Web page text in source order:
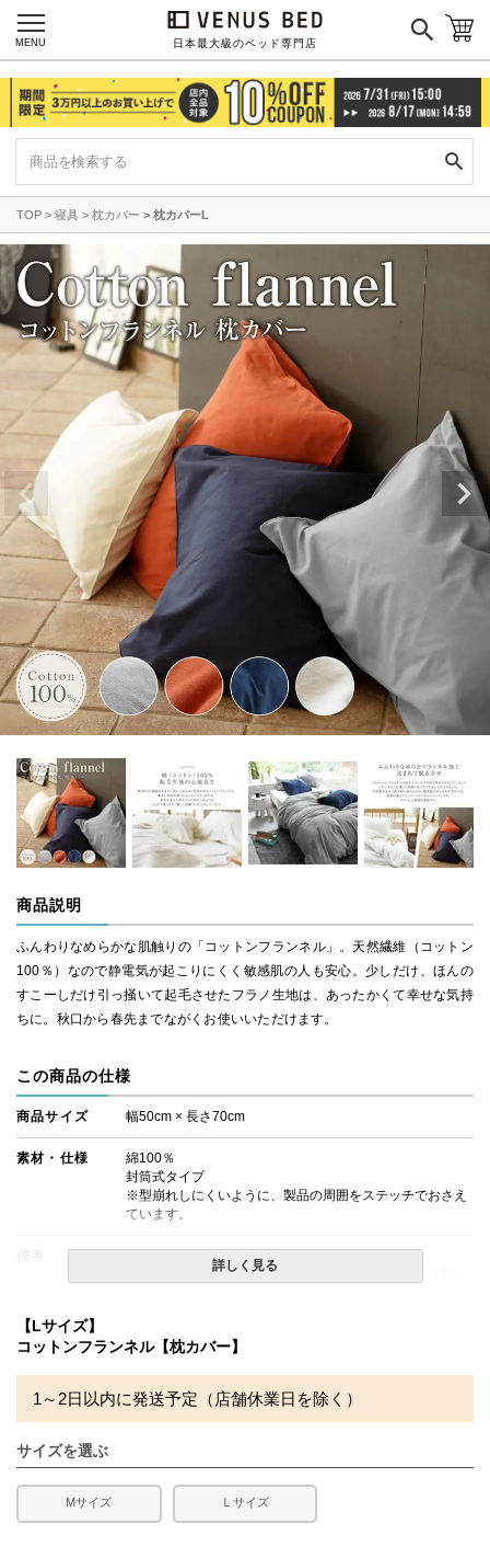
日本最大級のベッド専門店
MENU
TOP 寝具 枕カバー 枕カバーL
商品説明
ふんわりなめらかな肌触りの「コットンフランネル」。天然繊維（コットン
100％）なので静電気が起こりにくく敏感肌の人も安心。少しだけ、ほんの
すこーしだけ引っ掻いて起毛させたフラノ生地は、あったかくて幸せな気持
ちに。秋口から春先までながくお使いいただけます。
この商品の仕様
商品サイズ 幅50cm × 長さ70cm
素材・仕様
綿100％
封筒式タイプ
※型崩れしにくいように、製品の周囲をステッチでおさえ
ています。
・配送日指定OK！
※北海道・沖縄・離島等一部地域へのお届けは別途送料が
詳しく見る
【Lサイズ】
コットンフランネル【枕カバー】
1～2日以内に発送予定（店舗休業日を除く）
サイズを選ぶ
Mサイズ Ｌサイズ